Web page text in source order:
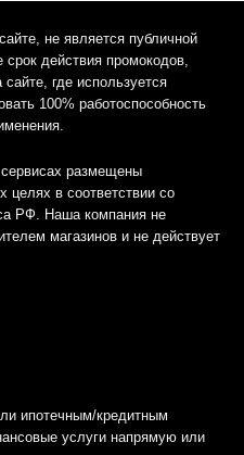
не является публичной
действия промокодов,
где используется
100% работоспособность
размещены
в соответствии со
РФ. Наша компания не
магазинов и не действует
ипотечным/кредитным
услуги напрямую или